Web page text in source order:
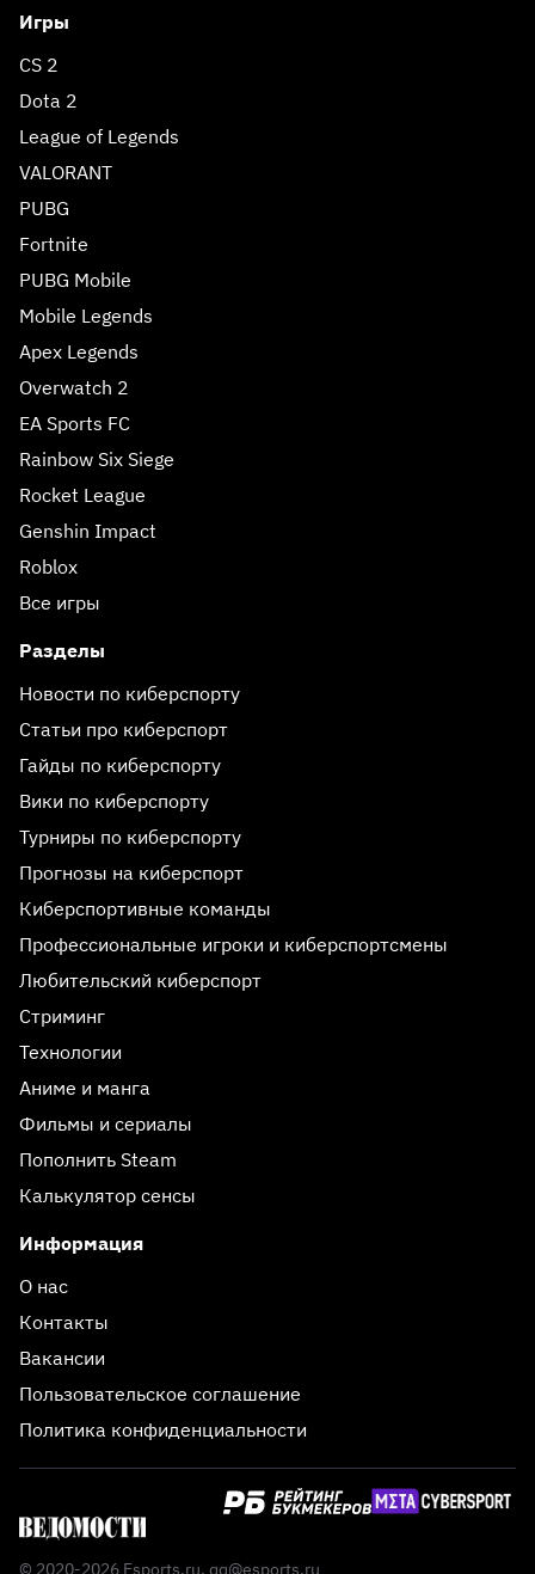
Игры
CS 2
Dota 2
League of Legends
VALORANT
PUBG
Fortnite
PUBG Mobile
Mobile Legends
Apex Legends
Overwatch 2
EA Sports FC
Rainbow Six Siege
Rocket League
Genshin Impact
Roblox
Все игры
Разделы
Новости по киберспорту
Статьи про киберспорт
Гайды по киберспорту
Вики по киберспорту
Турниры по киберспорту
Прогнозы на киберспорт
Киберспортивные команды
Профессиональные игроки и киберспортсмены
Любительский киберспорт
Стриминг
Технологии
Аниме и манга
Фильмы и сериалы
Пополнить Steam
Калькулятор сенсы
Информация
О нас
Контакты
Вакансии
Пользовательское соглашение
Политика конфиденциальности
© 2020-2026 Esports.ru, qq@esports.ru